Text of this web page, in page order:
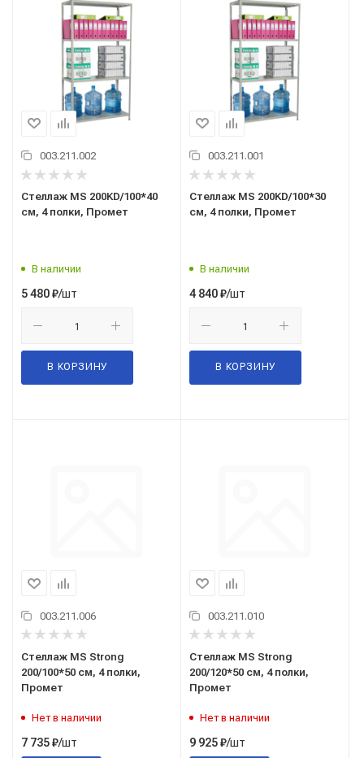
003.211.002
Стеллаж MS 200KD/100*40
см, 4 полки, Промет
В наличии
5 480₽/шт
В КОРЗИНУ
003.211.001
Стеллаж MS 200KD/100*30
см, 4 полки, Промет
В наличии
4 840₽/шт
В КОРЗИНУ
003.211.006
Стеллаж MS Strong
200/100*50 см, 4 полки,
Промет
Нет в наличии
7 735₽/шт
003.211.010
Стеллаж MS Strong
200/120*50 см, 4 полки,
Промет
Нет в наличии
9 925₽/шт